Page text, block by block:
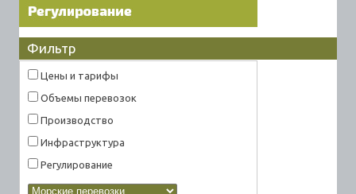
Фильтр
Цены и тарифы
Объемы перевозок
Производство
Инфраструктура
Регулирование